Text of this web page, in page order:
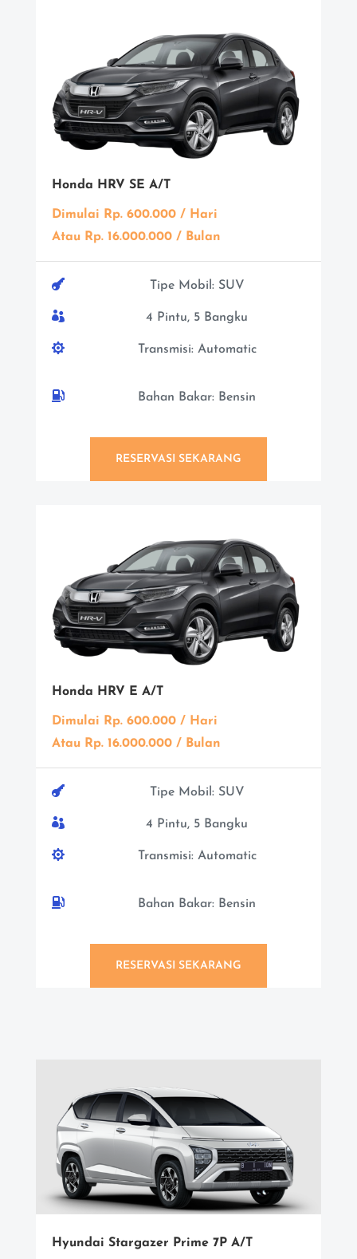
Honda HRV SE A/T
Dimulai Rp. 600.000 / Hari
Atau Rp. 16.000.000 / Bulan
 Tipe Mobil: SUV
 4 Pintu, 5 Bangku
 Transmisi: Automatic
 Bahan Bakar: Bensin
RESERVASI SEKARANG
Honda HRV E A/T
Dimulai Rp. 600.000 / Hari
Atau Rp. 16.000.000 / Bulan
 Tipe Mobil: SUV
 4 Pintu, 5 Bangku
 Transmisi: Automatic
 Bahan Bakar: Bensin
RESERVASI SEKARANG
Hyundai Stargazer Prime 7P A/T